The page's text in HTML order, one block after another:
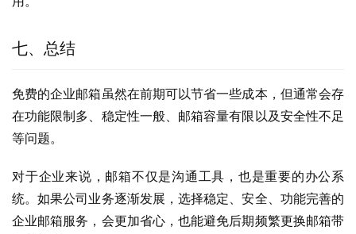
七、总结
免费的企业邮箱虽然在前期可以节省一些成本，但通常会存
在功能限制多、稳定性一般、邮箱容量有限以及安全性不足
等问题。
对于企业来说，邮箱不仅是沟通工具，也是重要的办公系
统。如果公司业务逐渐发展，选择稳定、安全、功能完善的
企业邮箱服务，会更加省心，也能避免后期频繁更换邮箱带